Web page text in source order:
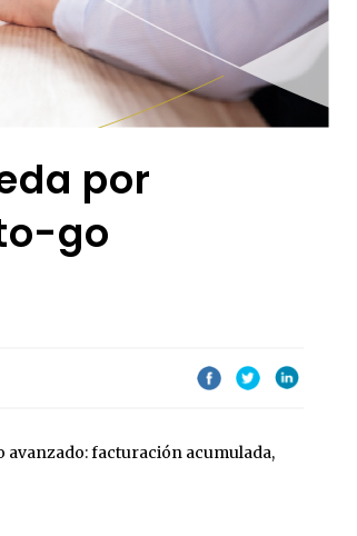
por
go
avanzado: facturación acumulada,